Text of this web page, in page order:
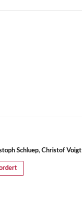
Schluep, Christof Voigt